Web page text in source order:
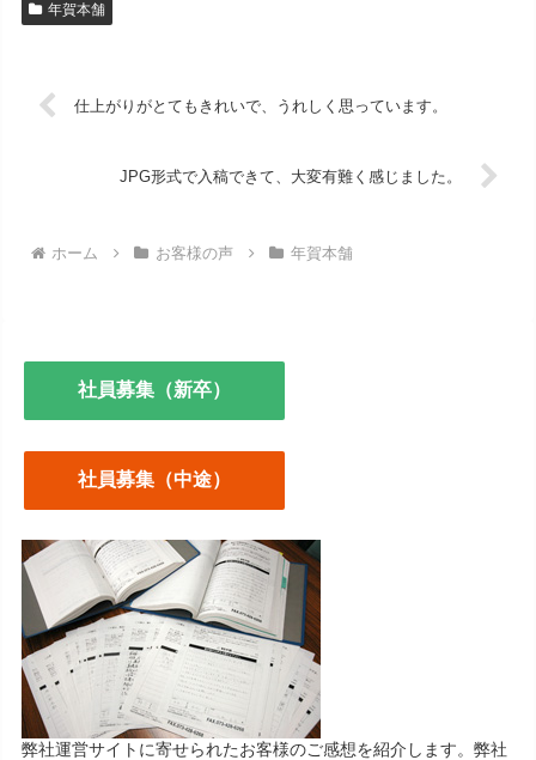
年賀本舗
仕上がりがとてもきれいで、うれしく思っています。
JPG形式で入稿できて、大変有難く感じました。
ホーム お客様の声 年賀本舗
社員募集（新卒）
社員募集（中途）
弊社運営サイトに寄せられたお客様のご感想を紹介します。弊社